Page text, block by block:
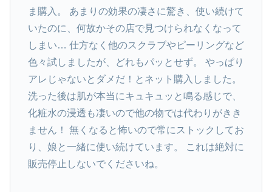
ま購入。 あまりの効果の凄さに驚き、使い続けて
いたのに、何故かその店で見つけられなくなって
しまい… 仕方なく他のスクラブやピーリングなど
色々試しましたが、どれもパッとせず。 やっぱり
アレじゃないとダメだ！とネット購入しました。
洗った後は肌が本当にキュキュッと鳴る感じで、
化粧水の浸透も凄いので他の物では代わりがきき
ません！ 無くなると怖いので常にストックしてお
り、娘と一緒に使い続けています。 これは絶対に
販売停止しないでくださいね。